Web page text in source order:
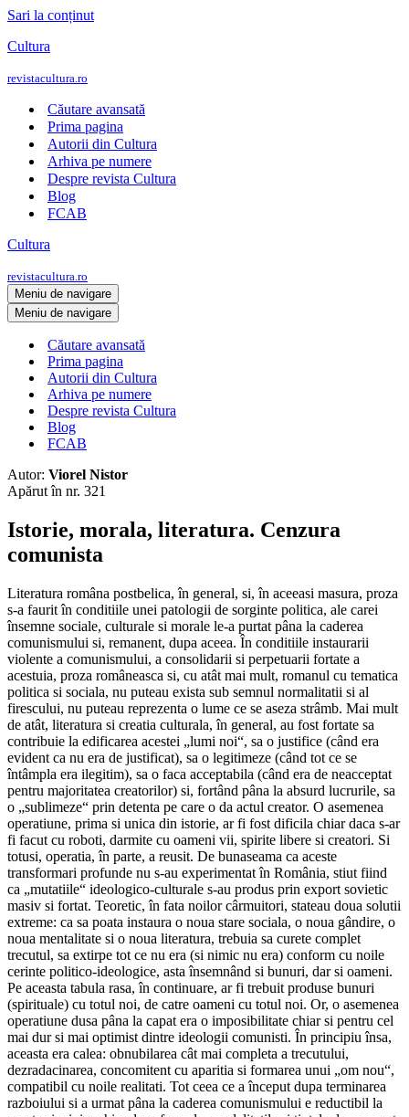
Sari la conținut
Cultura
revistacultura.ro
Căutare avansată
Prima pagina
Autorii din Cultura
Arhiva pe numere
Despre revista Cultura
Blog
FCAB
Cultura
revistacultura.ro
Meniu de navigare
Meniu de navigare
Căutare avansată
Prima pagina
Autorii din Cultura
Arhiva pe numere
Despre revista Cultura
Blog
FCAB
Autor: Viorel Nistor
Apărut în nr. 321
Istorie, morala, literatura. Cenzura
comunista
Literatura româna postbelica, în general, si, în aceeasi masura, proza
s-a faurit în conditiile unei patologii de sorginte politica, ale carei
însemne sociale, culturale si morale le-a purtat pâna la caderea
comunismului si, remanent, dupa aceea. În conditiile instaurarii
violente a comunismului, a consolidarii si perpetuarii fortate a
acestuia, proza româneasca si, cu atât mai mult, romanul cu tematica
politica si sociala, nu puteau exista sub semnul normalitatii si al
firescului, nu puteau reprezenta o lume ce se aseza strâmb. Mai mult
de atât, literatura si creatia culturala, în general, au fost fortate sa
contribuie la edificarea acestei „lumi noi“, sa o justifice (când era
evident ca nu era de justificat), sa o legitimeze (când tot ce se
întâmpla era ilegitim), sa o faca acceptabila (când era de neacceptat
pentru majoritatea creatorilor) si, fortând pâna la absurd lucrurile, sa
o „sublimeze“ prin detenta pe care o da actul creator. O asemenea
operatiune, prima si unica din istorie, ar fi fost dificila chiar daca s-ar
fi facut cu roboti, darmite cu oameni vii, spirite libere si creatori. Si
totusi, operatia, în parte, a reusit. De bunaseama ca aceste
transformari profunde nu s-au experimentat în România, stiut fiind
ca „mutatiile“ ideologico-culturale s-au produs prin export sovietic
masiv si fortat. Teoretic, în fata noilor cârmuitori, stateau doua solutii
extreme: ca sa poata instaura o noua stare sociala, o noua gândire, o
noua mentalitate si o noua literatura, trebuia sa curete complet
trecutul, sa extirpe tot ce nu era (si nimic nu era) conform cu noile
cerinte politico-ideologice, asta însemnând si bunuri, dar si oameni.
Pe aceasta tabula rasa, în continuare, ar fi trebuit produse bunuri
(spirituale) cu totul noi, de catre oameni cu totul noi. Or, o asemenea
operatiune dusa pâna la capat era o imposibilitate chiar si pentru cel
mai dur si mai optimist dintre ideologii comunisti. În principiu însa,
aceasta era calea: obnubilarea cât mai completa a trecutului,
dezradacinarea, concomitent cu aparitia si formarea unui „om nou“,
compatibil cu noile realitati. Tot ceea ce a început dupa terminarea
razboiului si a urmat pâna la caderea comunismului e reductibil la